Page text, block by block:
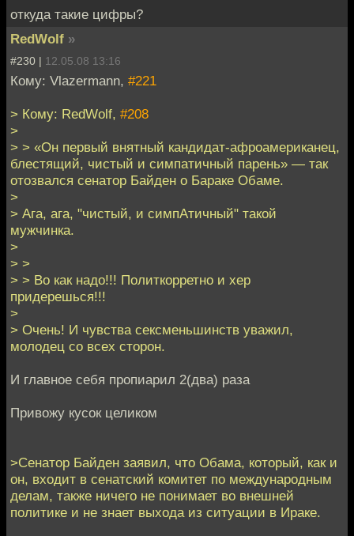
откуда такие цифры?
RedWolf »
#230 | 12.05.08 13:16
Кому: Vlazermann, #221
> Кому: RedWolf, #208
>
> > «Он первый внятный кандидат-афроамериканец,
блестящий, чистый и симпатичный парень» — так
отозвался сенатор Байден о Бараке Обаме.
>
> Ага, ага, "чистый, и симпАтичный" такой
мужчинка.
>
> >
> > Во как надо!!! Политкорретно и хер
придерешься!!!
>
> Очень! И чувства сексменьшинств уважил,
молодец со всех сторон.
И главное себя пропиарил 2(два) раза
Привожу кусок целиком
>Сенатор Байден заявил, что Обама, который, как и
он, входит в сенатский комитет по международным
делам, также ничего не понимает во внешней
политике и не знает выхода из ситуации в Ираке.